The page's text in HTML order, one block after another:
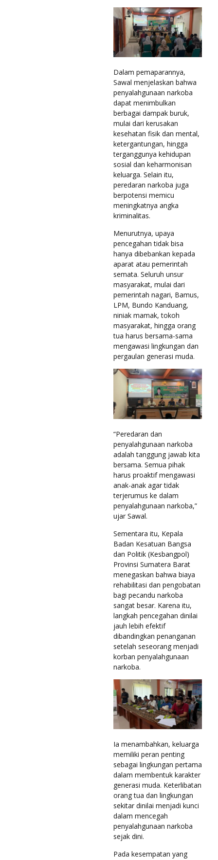
Dalam pemaparannya,
Sawal menjelaskan bahwa
penyalahgunaan narkoba
dapat menimbulkan
berbagai dampak buruk,
mulai dari kerusakan
kesehatan fisik dan mental,
ketergantungan, hingga
terganggunya kehidupan
sosial dan keharmonisan
keluarga. Selain itu,
peredaran narkoba juga
berpotensi memicu
meningkatnya angka
kriminalitas.
Menurutnya, upaya
pencegahan tidak bisa
hanya dibebankan kepada
aparat atau pemerintah
semata. Seluruh unsur
masyarakat, mulai dari
pemerintah nagari, Bamus,
LPM, Bundo Kanduang,
niniak mamak, tokoh
masyarakat, hingga orang
tua harus bersama-sama
mengawasi lingkungan dan
pergaulan generasi muda.
“Peredaran dan
penyalahgunaan narkoba
adalah tanggung jawab kita
bersama. Semua pihak
harus proaktif mengawasi
anak-anak agar tidak
terjerumus ke dalam
penyalahgunaan narkoba,”
ujar Sawal.
Sementara itu, Kepala
Badan Kesatuan Bangsa
dan Politik (Kesbangpol)
Provinsi Sumatera Barat
menegaskan bahwa biaya
rehabilitasi dan pengobatan
bagi pecandu narkoba
sangat besar. Karena itu,
langkah pencegahan dinilai
jauh lebih efektif
dibandingkan penanganan
setelah seseorang menjadi
korban penyalahgunaan
narkoba.
Ia menambahkan, keluarga
memiliki peran penting
sebagai lingkungan pertama
dalam membentuk karakter
generasi muda. Keterlibatan
orang tua dan lingkungan
sekitar dinilai menjadi kunci
dalam mencegah
penyalahgunaan narkoba
sejak dini.
Pada kesempatan yang